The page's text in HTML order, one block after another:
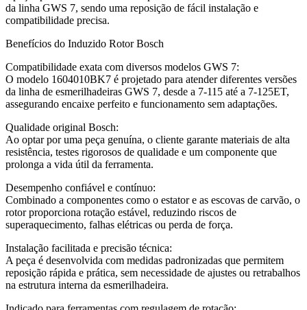
da linha GWS 7, sendo uma reposição de fácil instalação e
compatibilidade precisa.
Benefícios do Induzido Rotor Bosch
Compatibilidade exata com diversos modelos GWS 7:
O modelo 1604010BK7 é projetado para atender diferentes versões
da linha de esmerilhadeiras GWS 7, desde a 7-115 até a 7-125ET,
assegurando encaixe perfeito e funcionamento sem adaptações.
Qualidade original Bosch:
Ao optar por uma peça genuína, o cliente garante materiais de alta
resistência, testes rigorosos de qualidade e um componente que
prolonga a vida útil da ferramenta.
Desempenho confiável e contínuo:
Combinado a componentes como o estator e as escovas de carvão, o
rotor proporciona rotação estável, reduzindo riscos de
superaquecimento, falhas elétricas ou perda de força.
Instalação facilitada e precisão técnica:
A peça é desenvolvida com medidas padronizadas que permitem
reposição rápida e prática, sem necessidade de ajustes ou retrabalhos
na estrutura interna da esmerilhadeira.